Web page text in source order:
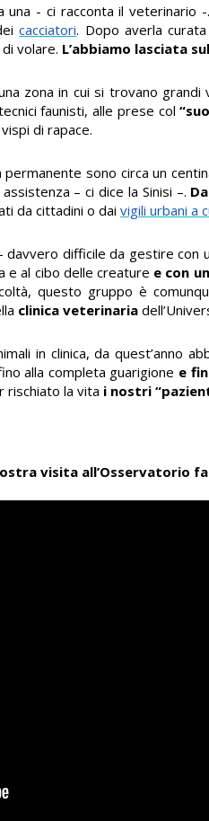
una - ci racconta il veterinario
cacciatori. Dopo averla
volare. L’abbiamo lasciata
zona in cui si trovano
faunisti, alle prese col
di rapace.
sono circa un
– ci dice la Sinisi –.
da cittadini o dai vigili urbani a
davvero difficile da gestire
e al cibo delle creature e con
questo gruppo è
clinica veterinaria
in clinica, da quest’anno
alla completa guarigione e
rischiato la vita i nostri
visita all’Osservatorio